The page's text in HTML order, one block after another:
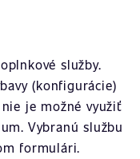
služby.
(konfigurácie)
je možné využiť
Vybranú službu
formulári.